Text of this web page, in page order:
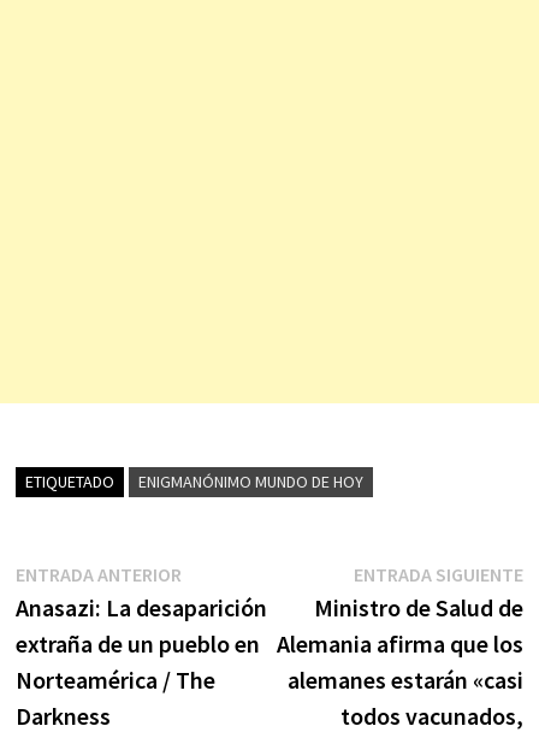
ETIQUETADO ENIGMANÓNIMO MUNDO DE HOY
Navegación
de
entradas
ENTRADA ANTERIOREntrada
anterior:
Anasazi: La desaparición
extraña de un pueblo en
Norteamérica / The
Darkness
ENTRADA SIGUIENTE
Ministro de Salud de
Alemania afirma que los
alemanes estarán «casi
todos vacunados,